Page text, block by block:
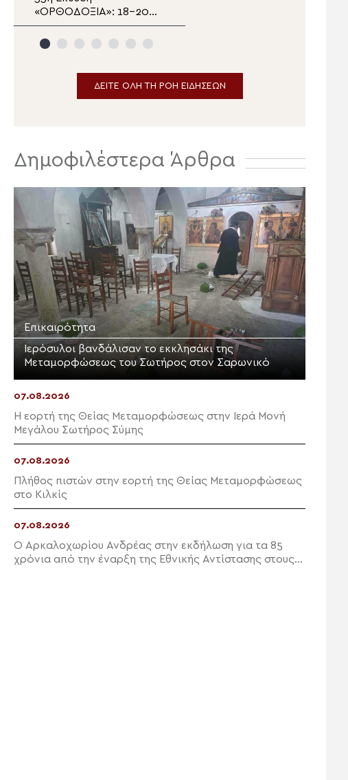
«ΟΡΘΟΔΟΞΙΑ»: 18-20
Οκτωβρίου 2026 στη
Λευκωσία
ΔΕΙΤΕ ΟΛΗ ΤΗ ΡΟΗ ΕΙΔΗΣΕΩΝ
Δημοφιλέστερα Άρθρα
Επικαιρότητα
Ιερόσυλοι βανδάλισαν το εκκλησάκι της
Μεταμορφώσεως του Σωτήρος στον Σαρωνικό
07.08.2026
Η εορτή της Θείας Μεταμορφώσεως στην Ιερά Μονή
Μεγάλου Σωτήρος Σύμης
07.08.2026
Πλήθος πιστών στην εορτή της Θείας Μεταμορφώσεως
στο Κιλκίς
07.08.2026
Ο Αρκαλοχωρίου Ανδρέας στην εκδήλωση για τα 85
χρόνια από την έναρξη της Εθνικής Αντίστασης στους